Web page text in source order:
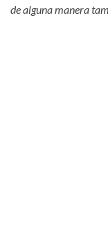
de alguna manera